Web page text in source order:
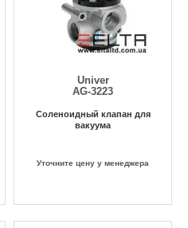
Univer
AG-3223
Соленоидный клапан для
вакуума
Уточните цену у менеджера